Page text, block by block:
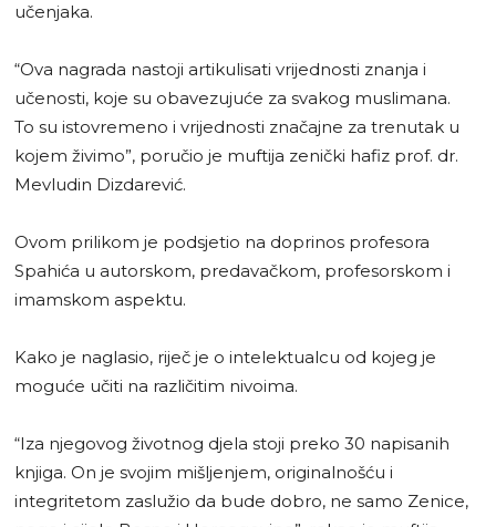
učenjaka.
“Ova nagrada nastoji artikulisati vrijednosti znanja i
učenosti, koje su obavezujuće za svakog muslimana.
To su istovremeno i vrijednosti značajne za trenutak u
kojem živimo”, poručio je muftija zenički hafiz prof. dr.
Mevludin Dizdarević.
Ovom prilikom je podsjetio na doprinos profesora
Spahića u autorskom, predavačkom, profesorskom i
imamskom aspektu.
Kako je naglasio, riječ je o intelektualcu od kojeg je
moguće učiti na različitim nivoima.
“Iza njegovog životnog djela stoji preko 30 napisanih
knjiga. On je svojim mišljenjem, originalnošću i
integritetom zaslužio da bude dobro, ne samo Zenice,